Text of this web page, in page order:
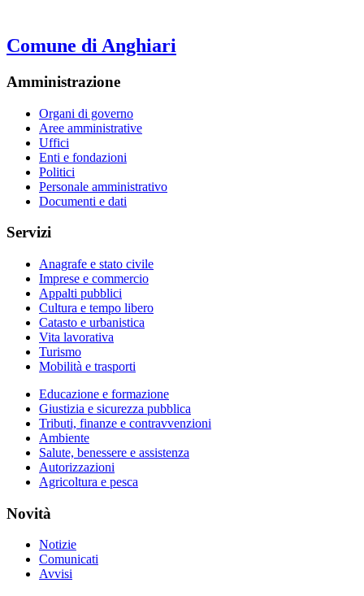
Comune di Anghiari
Amministrazione
Organi di governo
Aree amministrative
Uffici
Enti e fondazioni
Politici
Personale amministrativo
Documenti e dati
Servizi
Anagrafe e stato civile
Imprese e commercio
Appalti pubblici
Cultura e tempo libero
Catasto e urbanistica
Vita lavorativa
Turismo
Mobilità e trasporti
Educazione e formazione
Giustizia e sicurezza pubblica
Tributi, finanze e contravvenzioni
Ambiente
Salute, benessere e assistenza
Autorizzazioni
Agricoltura e pesca
Novità
Notizie
Comunicati
Avvisi